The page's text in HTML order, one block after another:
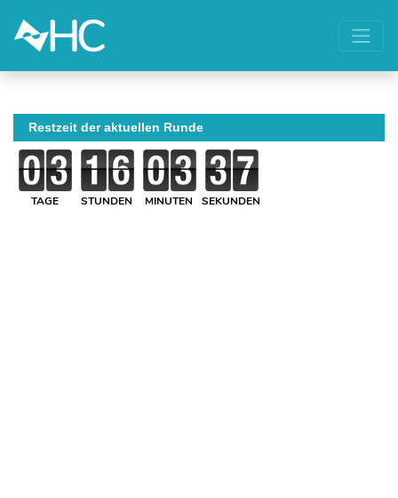
Restzeit der aktuellen Runde
TAGE STUNDEN MINUTEN SEKUNDEN